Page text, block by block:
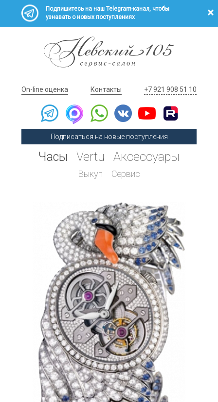
Подпишитесь на наш Telegram-канал, чтобы
узнавать о новых поступлениях
On-line оценка Контакты +7 921 908 51 10
Подписаться на новые поступления
Часы Vertu Аксессуары
Выкуп Сервис